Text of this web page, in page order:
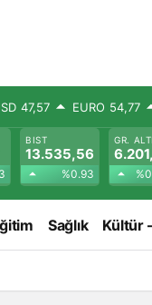
47,57 EURO 54,77
BIST
13.535,56
%0.93
GR.
Sağlık Kültür